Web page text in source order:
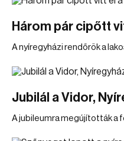
Három pár cipőtt
A nyíregyházi rendőrök a
Jubilál a Vidor,
A jubileumra megújították a